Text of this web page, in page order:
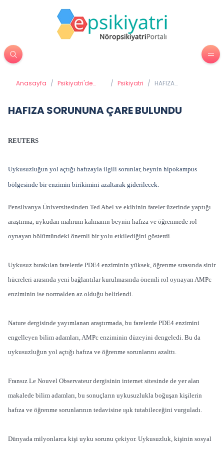
Anasayfa / Psikiyatri'de
/ Psikiyatri / HAFIZA
HAFIZA SORUNUNA ÇARE BULUNDU
REUTERS
Uykusuzluğun yol açtığı hafızayla ilgili sorunlar, beynin hipokampus
bölgesinde bir enzimin birikimini azaltarak giderilecek.
Pensilvanya Üniversitesinden Ted Abel ve ekibinin fareler üzerinde yaptığı
araştırma, uykudan mahrum kalmanın beynin hafıza ve öğrenmede rol
oynayan bölümündeki önemli bir yolu etkilediğini gösterdi.
Uykusuz bırakılan farelerde PDE4 enziminin yüksek, öğrenme sırasında sinir
hücreleri arasında yeni bağlantılar kurulmasında önemli rol oynayan AMPc
enziminin ise normalden az olduğu belirlendi.
Nature dergisinde yayımlanan araştırmada, bu farelerde PDE4 enzimini
engelleyen bilim adamları, AMPc enziminin düzeyini dengeledi. Bu da
uykusuzluğun yol açtığı hafıza ve öğrenme sorunlarını azalttı.
Fransız Le Nouvel Observateur dergisinin internet sitesinde de yer alan
makalede bilim adamları, bu sonuçların uykusuzlukla boğuşan kişilerin
hafıza ve öğrenme sorunlarının tedavisine ışık tutabileceğini vurguladı.
Dünyada milyonlarca kişi uyku sorunu çekiyor. Uykusuzluk, kişinin sosyal